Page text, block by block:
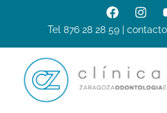
Tel 876 28 28 59 |